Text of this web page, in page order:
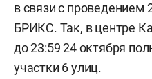
в связи с проведением
БРИКС. Так, в центре
до 23:59 24 октября
участки 6 улиц.